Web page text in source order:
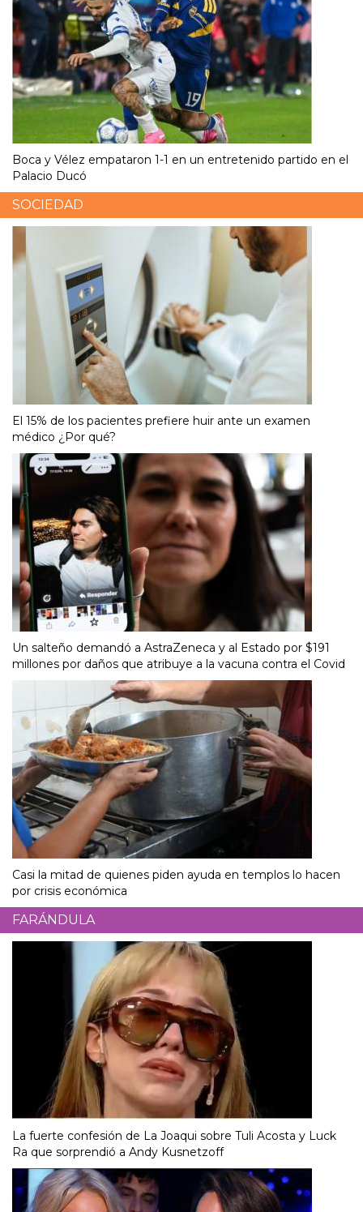
Boca y Vélez empataron 1-1 en un entretenido partido en el
Palacio Ducó
SOCIEDAD
El 15% de los pacientes prefiere huir ante un examen
médico ¿Por qué?
Un salteño demandó a AstraZeneca y al Estado por $191
millones por daños que atribuye a la vacuna contra el Covid
Casi la mitad de quienes piden ayuda en templos lo hacen
por crisis económica
FARÁNDULA
La fuerte confesión de La Joaqui sobre Tuli Acosta y Luck
Ra que sorprendió a Andy Kusnetzoff